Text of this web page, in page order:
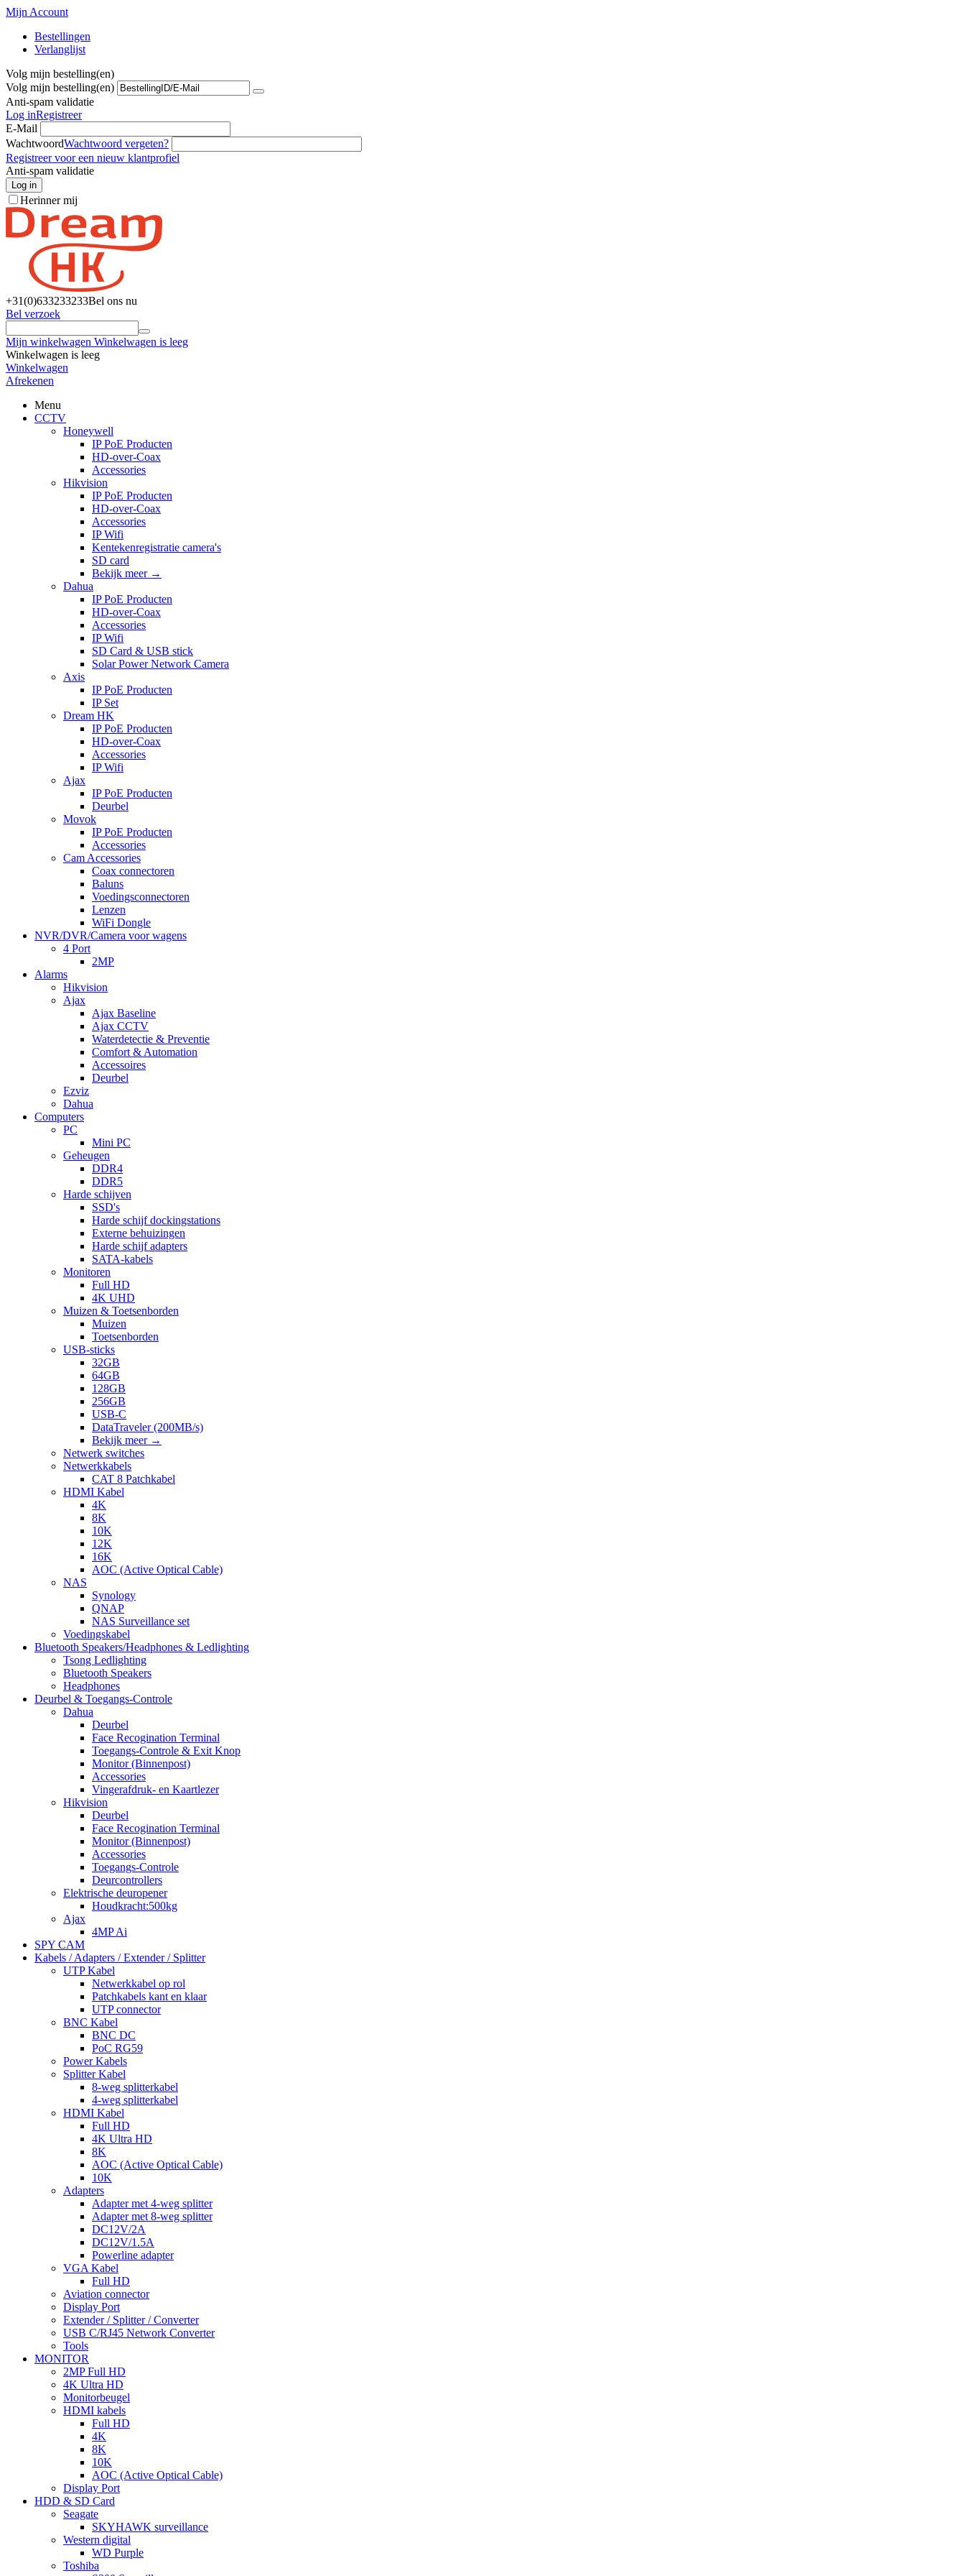
Mijn Account
Bestellingen
Verlanglijst
Volg mijn bestelling(en)
Volg mijn bestelling(en)
Anti-spam validatie
Log inRegistreer
E-Mail
WachtwoordWachtwoord vergeten?
Registreer voor een nieuw klantprofiel
Anti-spam validatie
Log in
Herinner mij
+31(0)633233233Bel ons nu
Bel verzoek
Mijn winkelwagen Winkelwagen is leeg
Winkelwagen is leeg
Winkelwagen
Afrekenen
Menu
CCTV
Honeywell
IP PoE Producten
HD-over-Coax
Accessories
Hikvision
IP PoE Producten
HD-over-Coax
Accessories
IP Wifi
Kentekenregistratie camera's
SD card
Bekijk meer →
Dahua
IP PoE Producten
HD-over-Coax
Accessories
IP Wifi
SD Card & USB stick
Solar Power Network Camera
Axis
IP PoE Producten
IP Set
Dream HK
IP PoE Producten
HD-over-Coax
Accessories
IP Wifi
Ajax
IP PoE Producten
Deurbel
Movok
IP PoE Producten
Accessories
Cam Accessories
Coax connectoren
Baluns
Voedingsconnectoren
Lenzen
WiFi Dongle
NVR/DVR/Camera voor wagens
4 Port
2MP
Alarms
Hikvision
Ajax
Ajax Baseline
Ajax CCTV
Waterdetectie & Preventie
Comfort & Automation
Accessoires
Deurbel
Ezviz
Dahua
Computers
PC
Mini PC
Geheugen
DDR4
DDR5
Harde schijven
SSD's
Harde schijf dockingstations
Externe behuizingen
Harde schijf adapters
SATA-kabels
Monitoren
Full HD
4K UHD
Muizen & Toetsenborden
Muizen
Toetsenborden
USB-sticks
32GB
64GB
128GB
256GB
USB-C
DataTraveler (200MB/s)
Bekijk meer →
Netwerk switches
Netwerkkabels
CAT 8 Patchkabel
HDMI Kabel
4K
8K
10K
12K
16K
AOC (Active Optical Cable)
NAS
Synology
QNAP
NAS Surveillance set
Voedingskabel
Bluetooth Speakers/Headphones & Ledlighting
Tsong Ledlighting
Bluetooth Speakers
Headphones
Deurbel & Toegangs-Controle
Dahua
Deurbel
Face Recogination Terminal
Toegangs-Controle & Exit Knop
Monitor (Binnenpost)
Accessories
Vingerafdruk- en Kaartlezer
Hikvision
Deurbel
Face Recogination Terminal
Monitor (Binnenpost)
Accessories
Toegangs-Controle
Deurcontrollers
Elektrische deuropener
Houdkracht:500kg
Ajax
4MP Ai
SPY CAM
Kabels / Adapters / Extender / Splitter
UTP Kabel
Netwerkkabel op rol
Patchkabels kant en klaar
UTP connector
BNC Kabel
BNC DC
PoC RG59
Power Kabels
Splitter Kabel
8-weg splitterkabel
4-weg splitterkabel
HDMI Kabel
Full HD
4K Ultra HD
8K
AOC (Active Optical Cable)
10K
Adapters
Adapter met 4-weg splitter
Adapter met 8-weg splitter
DC12V/2A
DC12V/1.5A
Powerline adapter
VGA Kabel
Full HD
Aviation connector
Display Port
Extender / Splitter / Converter
USB C/RJ45 Network Converter
Tools
MONITOR
2MP Full HD
4K Ultra HD
Monitorbeugel
HDMI kabels
Full HD
4K
8K
10K
AOC (Active Optical Cable)
Display Port
HDD & SD Card
Seagate
SKYHAWK surveillance
Western digital
WD Purple
Toshiba